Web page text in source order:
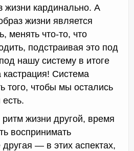
жизни кардинально. А
жизни является
менять что-то, что
подстраивая это под
нашу систему в итоге
Система
того, чтобы мы остались
жизни другой, время
воспринимать
— в этих аспектах,